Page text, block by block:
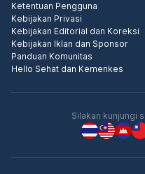
Ketentuan Pengguna
Kebijakan Privasi
Kebijakan Editorial dan Koreksi
Kebijakan Iklan dan Sponsor
Panduan Komunitas
Hello Sehat dan Kemenkes
Silakan kunjungi